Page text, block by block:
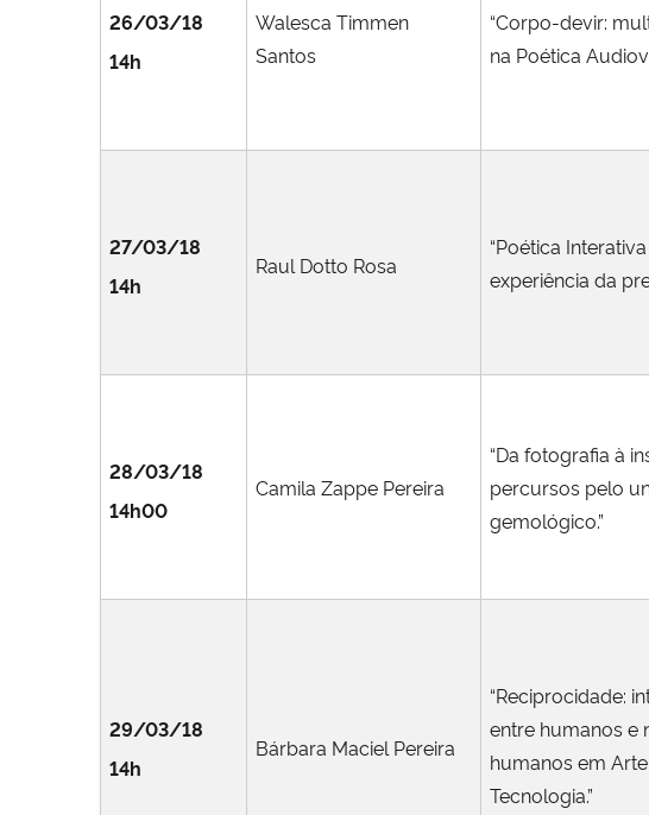
26/03/18
14h
Walesca Timmen
Santos
“Corpo-devir:
na Poética
27/03/18
14h
Raul Dotto Rosa
“Poética
experiência da
28/03/18
14h00
Camila Zappe Pereira
“Da fotografia à
percursos pelo
gemológico.”
29/03/18
14h
Bárbara Maciel Pereira
“Reciprocidade:
entre humanos e
humanos em
Tecnologia.”